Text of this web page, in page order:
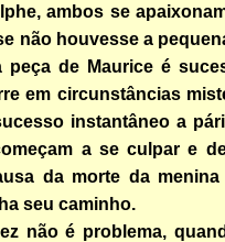
ambos se
não houvesse a
peça de Maurice é
em circunstâncias
instantâneo a
a se culpar e
da morte da
seu caminho.
não é problema,